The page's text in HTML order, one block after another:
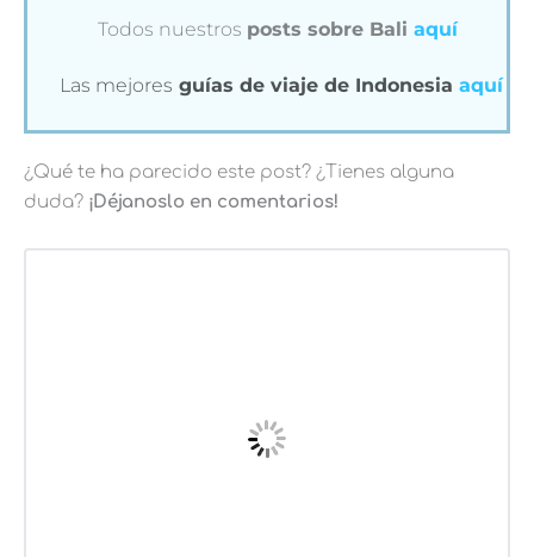
Todos nuestros posts sobre Baliaquí
Las mejores guías de viaje de Indonesia aquí
¿Qué te ha parecido este post? ¿Tienes alguna
duda? ¡Déjanoslo en comentarios!